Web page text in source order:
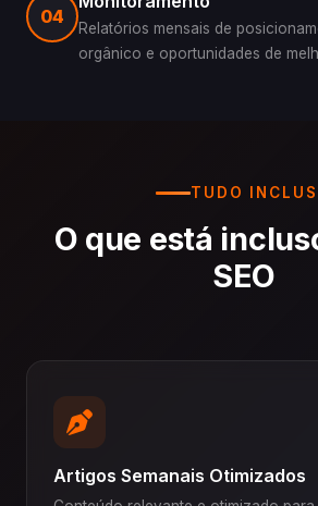
04
Relatórios mensais de
orgânico e oportunidades de
TUDO
O que está
SEO
Artigos Semanais Otimizados